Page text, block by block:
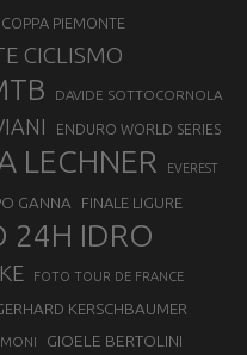
COPPA PIEMONTE
CICLISMO
DAVIDE SOTTOCORNOLA
ENDURO WORLD SERIES
LECHNER EVEREST
GANNA FINALE LIGURE
24H IDRO
FOTO TOUR DE FRANCE
KERSCHBAUMER
GIOELE BERTOLINI